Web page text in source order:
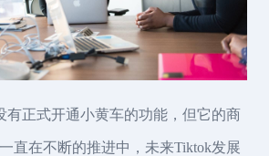
有正式开通小黄车的功能，但它的商
直在不断的推进中，未来Tiktok发展